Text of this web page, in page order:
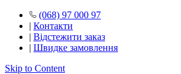
(068) 97 000 97
| Контакти
| Відстежити заказ
| Швидке замовлення
Skip to Content